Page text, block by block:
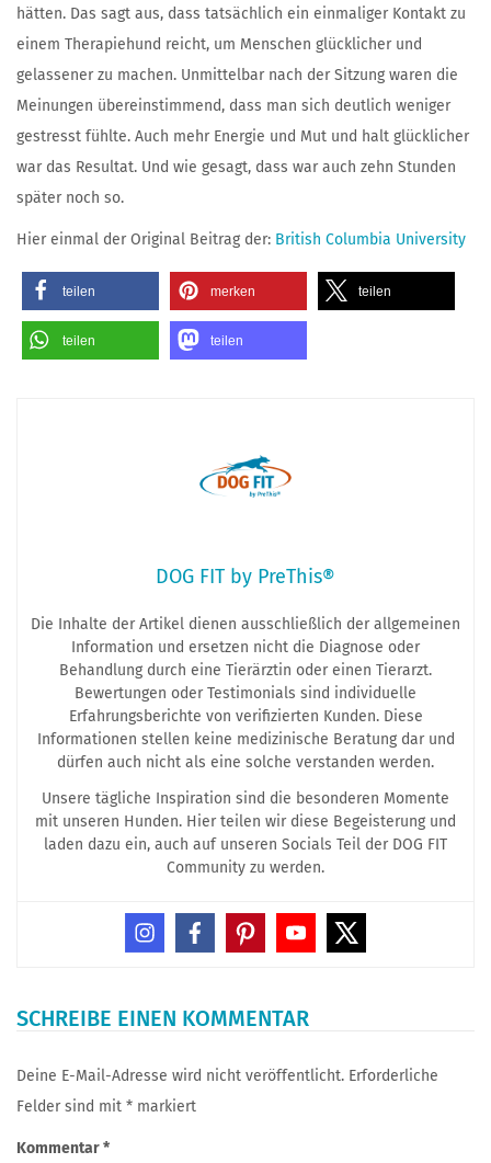
hätten. Das sagt aus, dass tatsächlich ein einmaliger Kontakt zu
einem Therapiehund reicht, um Menschen glücklicher und
gelassener zu machen. Unmittelbar nach der Sitzung waren die
Meinungen übereinstimmend, dass man sich deutlich weniger
gestresst fühlte. Auch mehr Energie und Mut und halt glücklicher
war das Resultat. Und wie gesagt, dass war auch zehn Stunden
später noch so.
Hier einmal der Original Beitrag der: British Columbia University
teilen merken teilen
teilen teilen
DOG FIT by PreThis®
Die Inhalte der Artikel dienen ausschließlich der allgemeinen
Information und ersetzen nicht die Diagnose oder
Behandlung durch eine Tierärztin oder einen Tierarzt.
Bewertungen oder Testimonials sind individuelle
Erfahrungsberichte von verifizierten Kunden. Diese
Informationen stellen keine medizinische Beratung dar und
dürfen auch nicht als eine solche verstanden werden.
Unsere tägliche Inspiration sind die besonderen Momente
mit unseren Hunden. Hier teilen wir diese Begeisterung und
laden dazu ein, auch auf unseren Socials Teil der DOG FIT
Community zu werden.
SCHREIBE EINEN KOMMENTAR
Deine E-Mail-Adresse wird nicht veröffentlicht. Erforderliche
Felder sind mit * markiert
Kommentar*